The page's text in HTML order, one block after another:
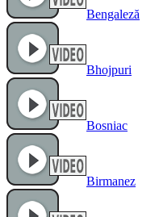
Bengaleză
Bhojpuri
Bosniac
Birmanez